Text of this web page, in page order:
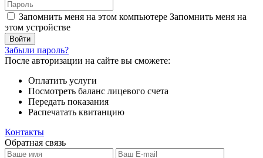
Запомнить меня на этом компьютере Запомнить меня на
этом устройстве
Забыли пароль?
После авторизации на сайте вы сможете:
Оплатить услуги
Посмотреть баланс лицевого счета
Передать показания
Распечатать квитанцию
Контакты
Обратная связь